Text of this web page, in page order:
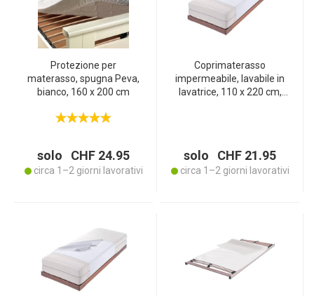
Protezione per
materasso, spugna Peva,
bianco, 160 x 200 cm
solo CHF 24.95
circa 1–2 giorni lavorativi
Coprimaterasso
impermeabile, lavabile in
lavatrice, 110 x 220 cm,
solo CHF 21.95
circa 1–2 giorni lavorativi